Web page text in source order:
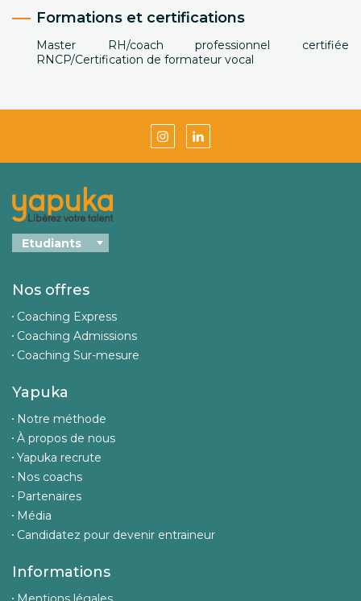
Formations et certifications
Master RH/coach professionnel certifiée
RNCP/Certification de formateur vocal
Nos offres
Coaching Express
Coaching Admissions
Coaching Sur-mesure
Yapuka
Notre méthode
À propos de nous
Yapuka recrute
Nos coachs
Partenaires
Média
Candidatez pour devenir entraineur
Informations